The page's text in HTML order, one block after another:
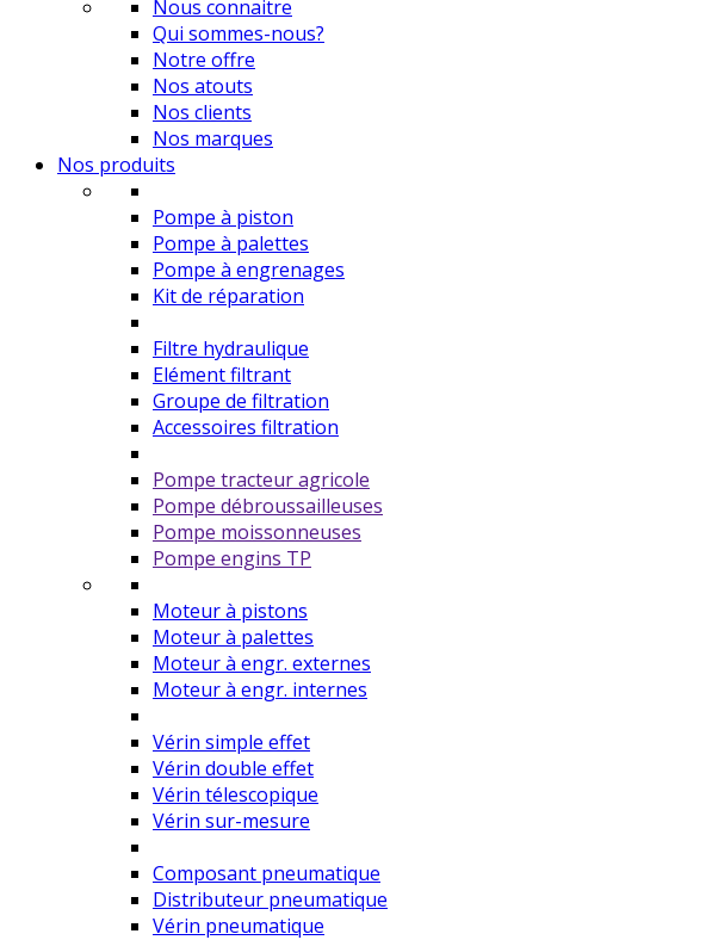
Nous connaitre
Qui sommes-nous?
Notre offre
Nos atouts
Nos clients
Nos marques
Nos produits
Pompe à piston
Pompe à palettes
Pompe à engrenages
Kit de réparation
Filtre hydraulique
Elément filtrant
Groupe de filtration
Accessoires filtration
Pompe tracteur agricole
Pompe débroussailleuses
Pompe moissonneuses
Pompe engins TP
Moteur à pistons
Moteur à palettes
Moteur à engr. externes
Moteur à engr. internes
Vérin simple effet
Vérin double effet
Vérin télescopique
Vérin sur-mesure
Composant pneumatique
Distributeur pneumatique
Vérin pneumatique